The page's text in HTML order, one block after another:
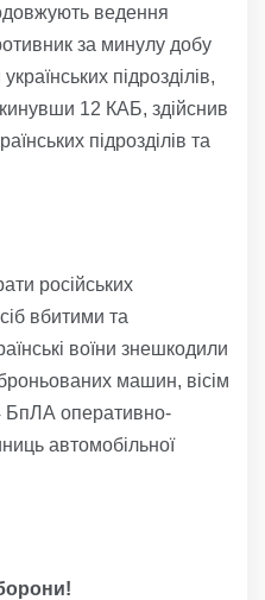
ведення
за минулу добу
підрозділів,
12 КАБ, здійснив
підрозділів та
російських
вбитими та
воїни знешкодили
машин, вісім
БпЛА оперативно-
автомобільної